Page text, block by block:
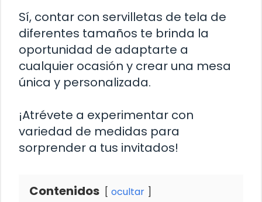
Sí, contar con servilletas de tela de
diferentes tamaños te brinda la
oportunidad de adaptarte a
cualquier ocasión y crear una mesa
única y personalizada.
¡Atrévete a experimentar con
variedad de medidas para
sorprender a tus invitados!
Contenidos ocultar